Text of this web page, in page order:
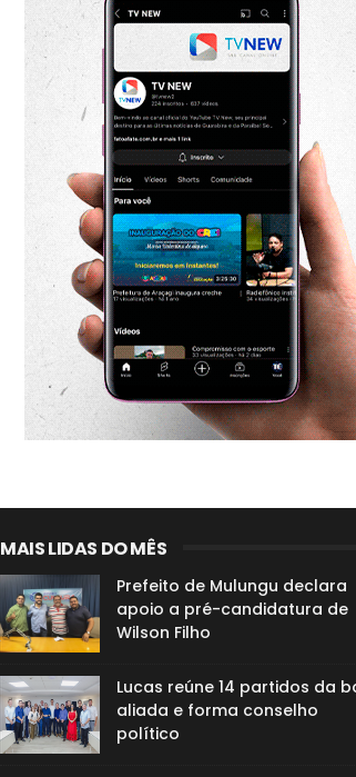
MAIS LIDAS DO MÊS
Prefeito de Mulungu declara
apoio a pré-candidatura de
Wilson Filho
Lucas reúne 14 partidos da
aliada e forma conselho
político